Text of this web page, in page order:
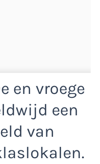
en vroege
een
van